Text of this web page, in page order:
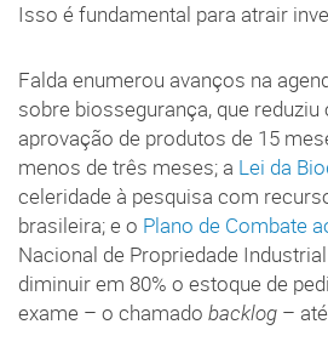
Isso é fundamental para atrair
Falda enumerou avanços na
sobre biossegurança, que reduziu
aprovação de produtos de 15
menos de três meses; a Lei da
celeridade à pesquisa com
brasileira; e o Plano de Combate
Nacional de Propriedade
diminuir em 80% o estoque de
exame – o chamado backlog –